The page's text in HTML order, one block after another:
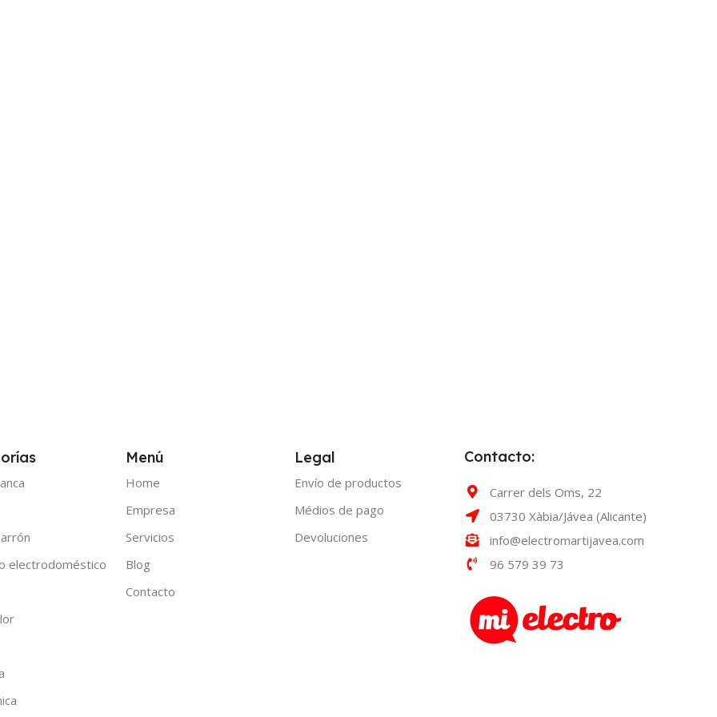
electrodoméstico
Menú
Home
Empresa
Servicios
Blog
Contacto
Legal
Envío de productos
Médios de pago
Devoluciones
Contacto:
Carrer dels Oms, 22
03730 Xàbia/Jávea (Alicante)
info@electromartijavea.com
96 579 39 73